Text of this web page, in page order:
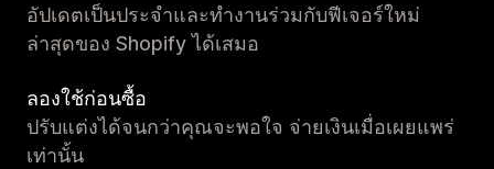
อัปเดตเป็นประจำและทำงานร่วมกับฟีเจอร์ใหม่
ล่าสุดของ Shopify ได้เสมอ
ลองใช้ก่อนซื้อ
ปรับแต่งได้จนกว่าคุณจะพอใจ จ่ายเงินเมื่อเผยแพร่
เท่านั้น